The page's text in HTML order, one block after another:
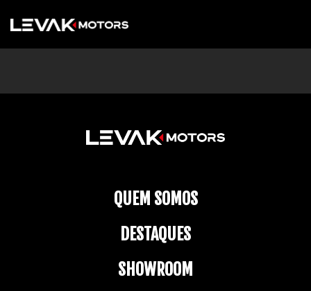
QUEM SOMOS
DESTAQUES
SHOWROOM